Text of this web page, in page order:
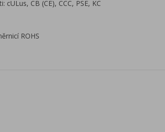
CB (CE), CCC, PSE, KC
ROHS